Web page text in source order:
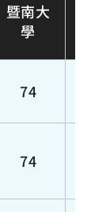
暨南大
學
74
74